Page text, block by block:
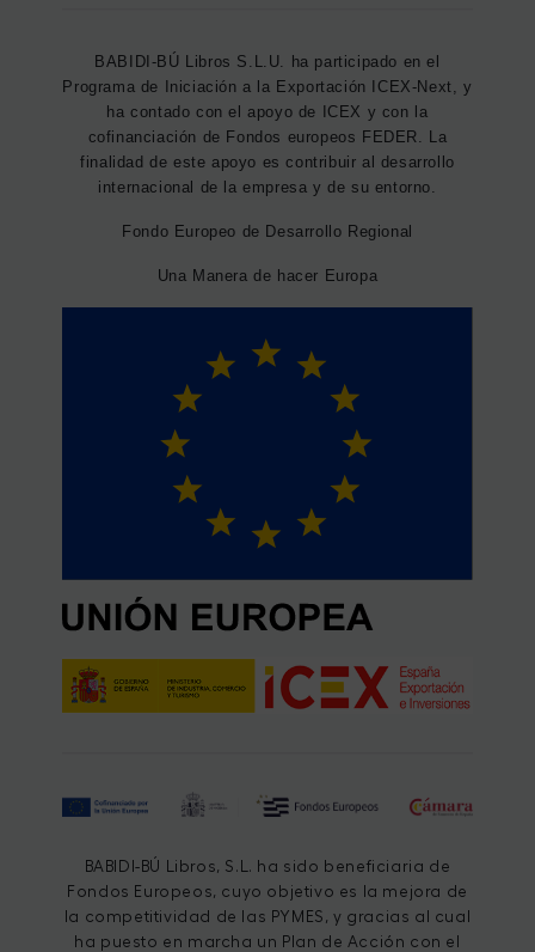
BABIDI-BÚ Libros S.L.U. ha participado en el
Programa de Iniciación a la Exportación ICEX-Next, y
ha contado con el apoyo de ICEX y con la
cofinanciación de Fondos europeos FEDER. La
finalidad de este apoyo es contribuir al desarrollo
internacional de la empresa y de su entorno.
Fondo Europeo de Desarrollo Regional
Una Manera de hacer Europa
BABIDI-BÚ Libros, S.L. ha sido beneficiaria de
Fondos Europeos, cuyo objetivo es la mejora de
la competitividad de las PYMES, y gracias al cual
ha puesto en marcha un Plan de Acción con el